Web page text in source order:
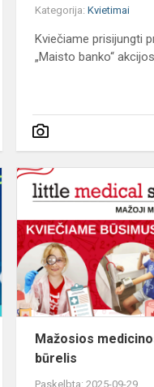
Kategorija:Kvietimai
Kviečiame prisijungti
„Maisto banko“ akcijos
Patyriminis
būrelis
“Lexi
and
Maxo:
Magic
Mažosios
būrelis
Paskelbta: 2025-09-29